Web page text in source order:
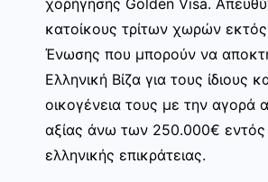
κατοίκους τρίτων χωρών
Ένωσης που μπορούν να
Ελληνική Βίζα για τους ίδιους
οικογένεια τους με την αγορά
αξίας άνω των 250.000€ εντός
ελληνικής επικράτειας.